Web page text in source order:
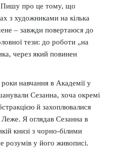
Пишу про це тому, що
з художниками на кілька
– завжди повертаюся до
тези: до роботи „на
через який повинен
навчання в Академії у
Сезанна, хоча окремі
й захоплювалися
Я оглядав Сезанна в
книзі з чорно-білими
розумів у його живописі.